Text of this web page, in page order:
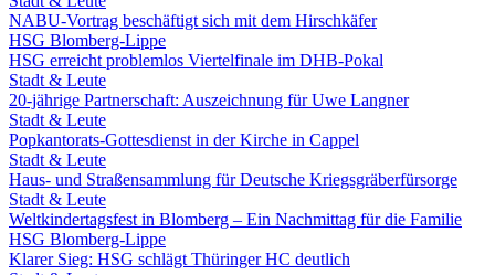
NABU-Vortrag beschäftigt sich mit dem Hirschkäfer
HSG Blomberg-Lippe
HSG erreicht problemlos Viertelfinale im DHB-Pokal
Stadt & Leute
20-jährige Partnerschaft: Auszeichnung für Uwe Langner
Stadt & Leute
Popkantorats-Gottesdienst in der Kirche in Cappel
Stadt & Leute
Haus- und Straßensammlung für Deutsche Kriegsgräberfürsorge
Stadt & Leute
Weltkindertagsfest in Blomberg – Ein Nachmittag für die Familie
HSG Blomberg-Lippe
Klarer Sieg: HSG schlägt Thüringer HC deutlich